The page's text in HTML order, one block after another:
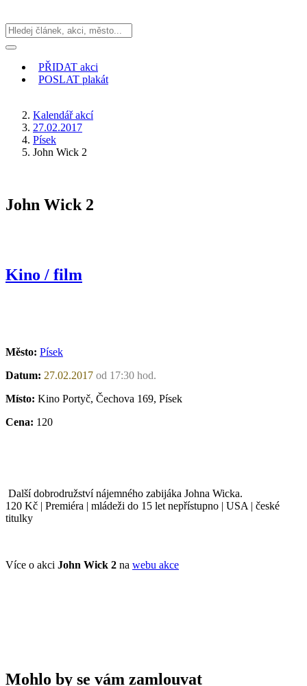
PŘIDAT akci
POSLAT plakát
Kalendář akcí
27.02.2017
Písek
John Wick 2
John Wick 2
Kino / film
Město: Písek
Datum: 27.02.2017 od 17:30 hod.
Místo: Kino Portyč, Čechova 169, Písek
Cena: 120
Další dobrodružství nájemného zabijáka Johna Wicka.
120 Kč | Premiéra | mládeži do 15 let nepřístupno | USA | české
titulky
Více o akci John Wick 2 na webu akce
Mohlo by se vám zamlouvat